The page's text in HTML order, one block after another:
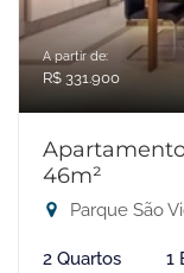
A partir de:
R$ 331.900
46m²
Parque São
2 Quartos 1